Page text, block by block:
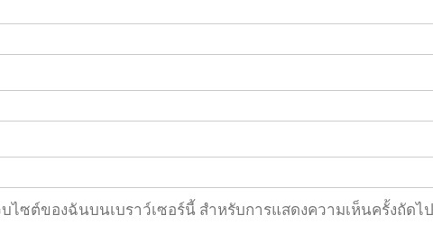
ไซต์ของฉันบนเบราว์เซอร์นี้ สำหรับการแสดงความเห็นครั้งถัดไป